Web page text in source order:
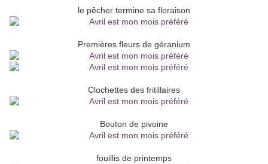
le pêcher termine sa floraison
Premières fleurs de géranium
Clochettes des fritillaires
Bouton de pivoine
fouillis de printemps